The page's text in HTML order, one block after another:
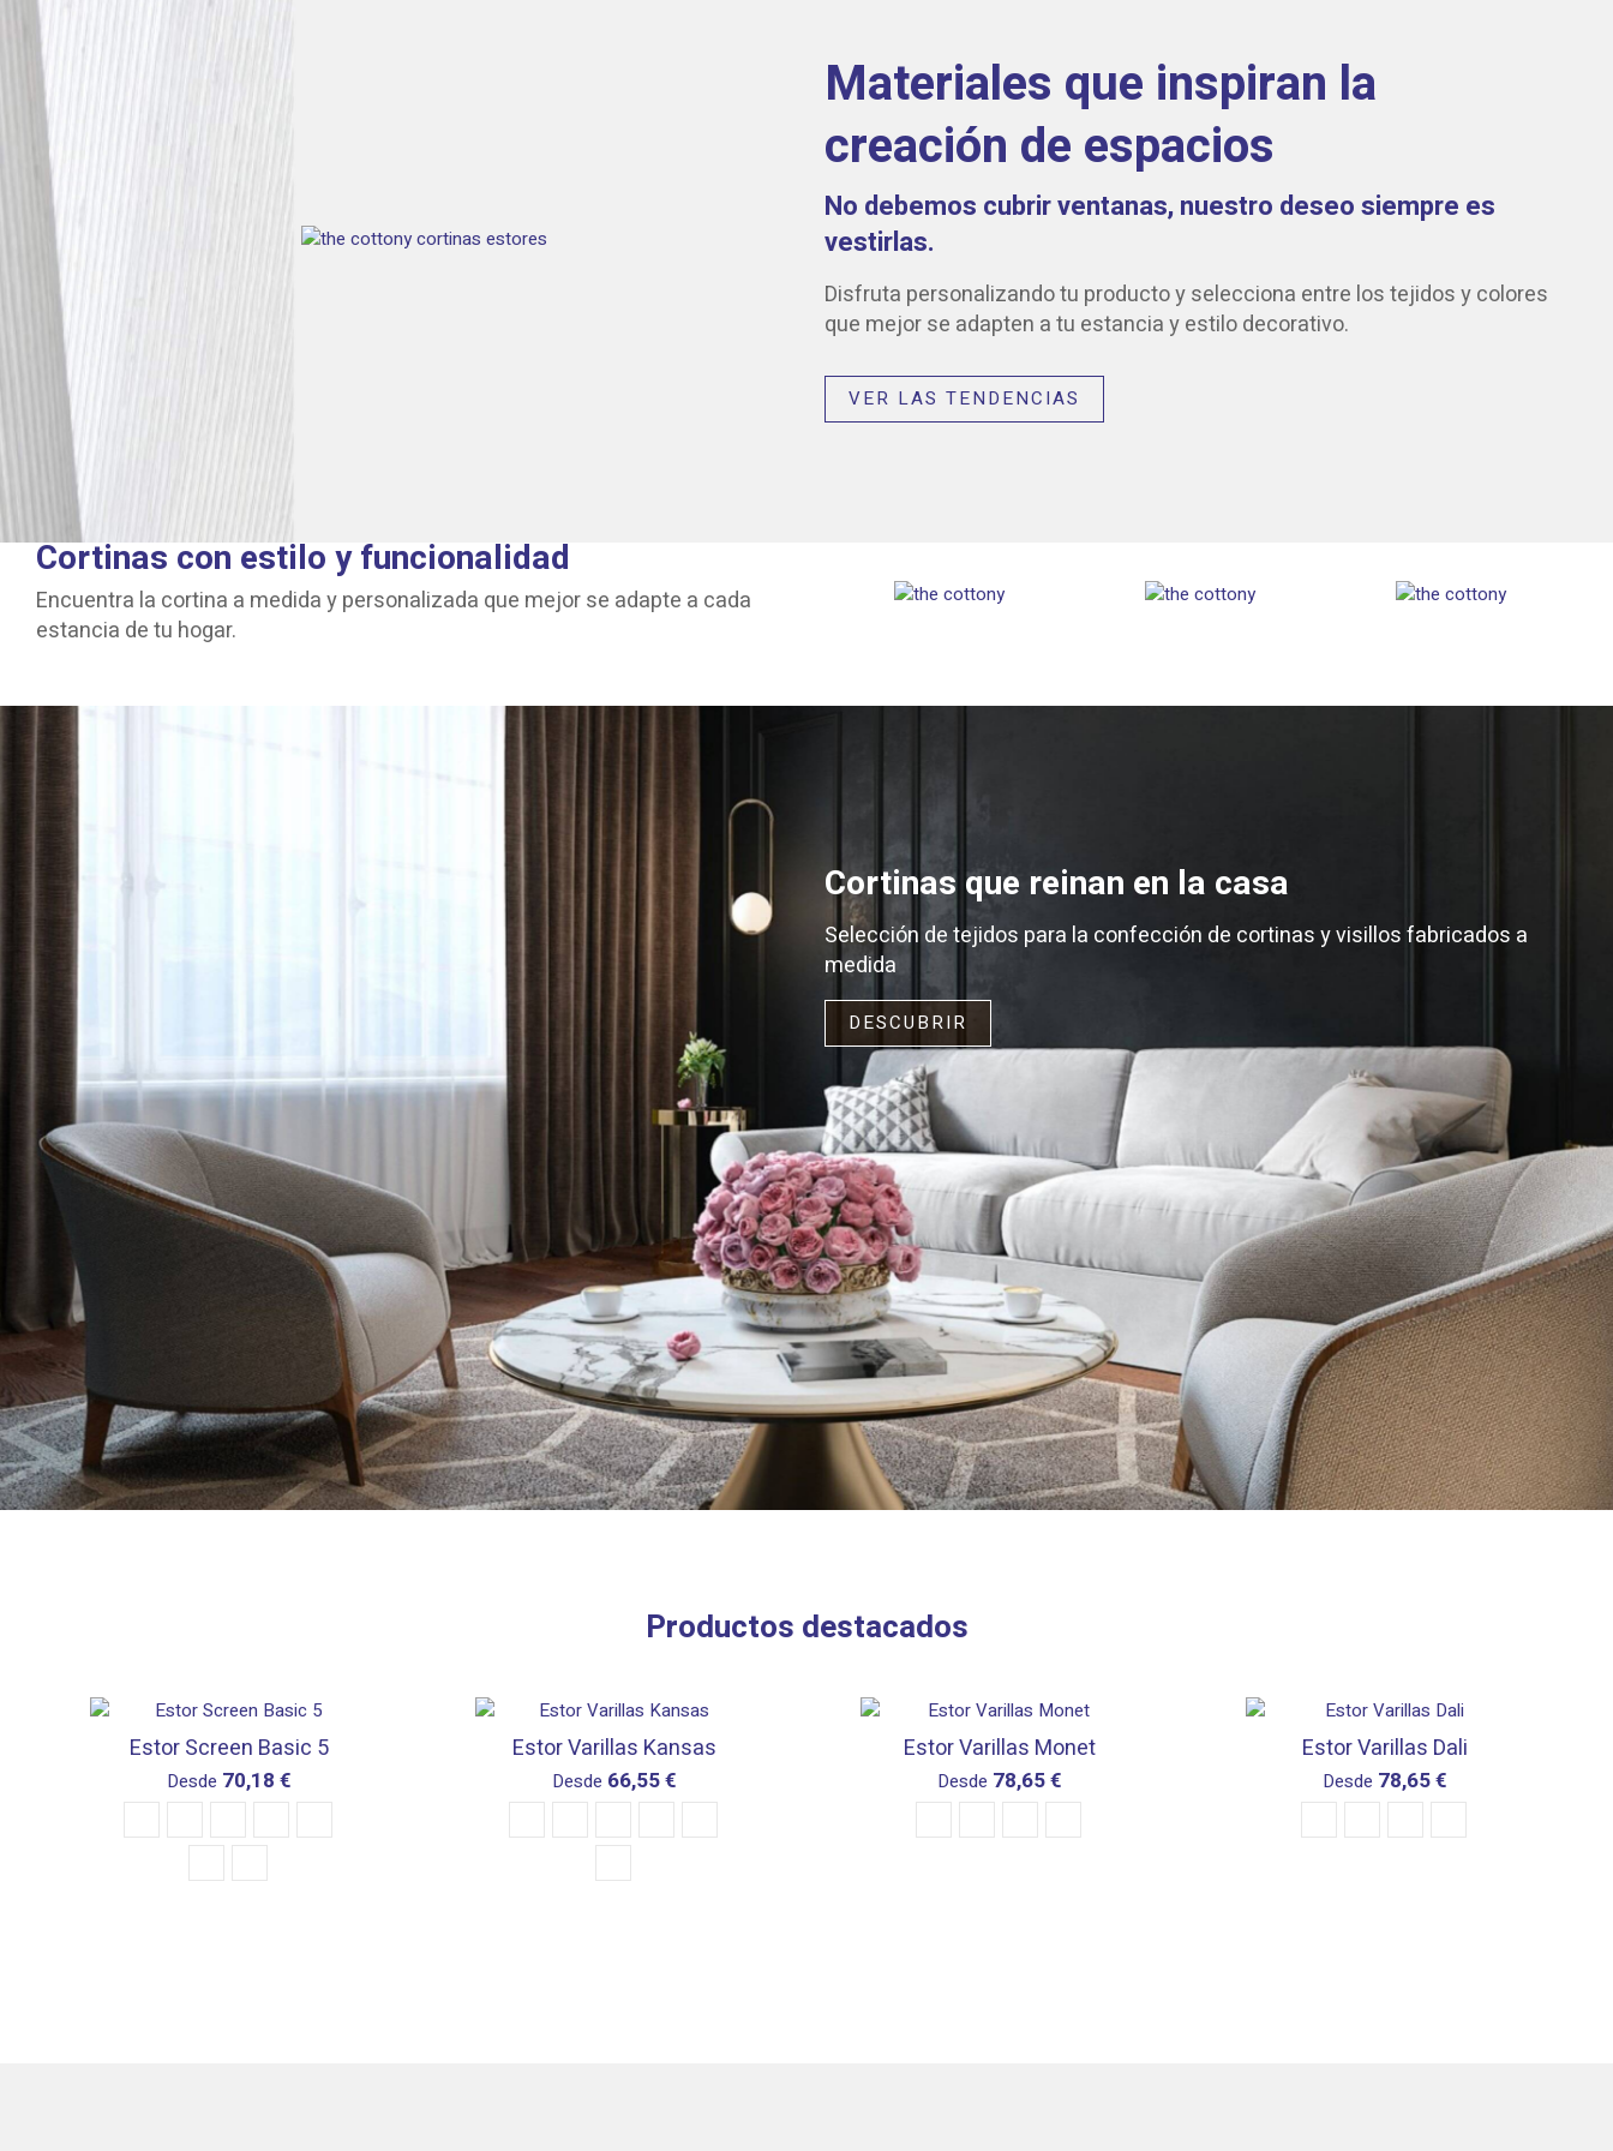
Materiales que inspiran la
creación de espacios
No debemos cubrir ventanas, nuestro deseo siempre es
vestirlas.
Disfruta personalizando tu producto y selecciona entre los tejidos y colores
que mejor se adapten a tu estancia y estilo decorativo.
VER LAS TENDENCIAS
Cortinas con estilo y funcionalidad
Encuentra la cortina a medida y personalizada que mejor se adapte a cada
estancia de tu hogar.
Cortinas que reinan en la casa
Selección de tejidos para la confección de cortinas y visillos fabricados a
medida
DESCUBRIR
Productos destacados
Estor Screen Basic 5
Desde 70,18 €
Estor Varillas Kansas
Desde 66,55 €
Estor Varillas Monet
Desde 78,65 €
Estor Varillas Dali
Desde 78,65 €